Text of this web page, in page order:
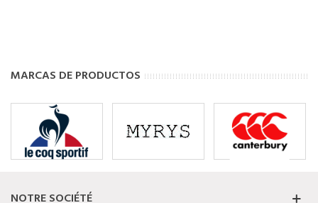
MARCAS DE PRODUCTOS
NOTRE SOCIÉTÉ